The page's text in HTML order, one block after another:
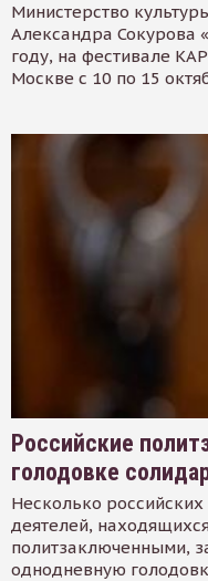
Министерство
Александра Сокурова
году, на фестивале
Москве с 10 по 15
Российские
голодовке
Несколько
деятелей,
политзаключенными,
однодневную